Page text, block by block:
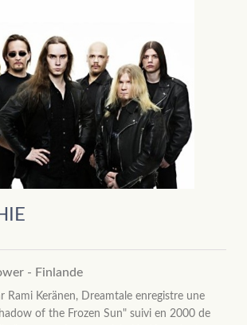
- Finlande
Rami Keränen, Dreamtale enregistre une
of the Frozen Sun" suivi en 2000 de